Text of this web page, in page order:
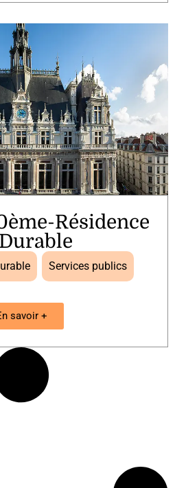
Résidence
Services publics
savoir +